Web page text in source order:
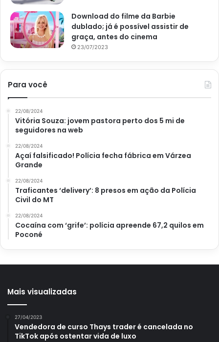
Download do filme da Barbie
dublado; já é possível assistir de
graça, antes do cinema
23/07/2023
Para você
22/08/2024
Vitória Souza: jovem pastora perto dos 5 mi de
seguidores na web
22/08/2024
Açaí falsificado! Polícia fecha fábrica em Várzea
Grande
22/08/2024
Traficantes ‘delivery’: 8 presos em ação da Polícia
Civil do MT
22/08/2024
Cocaína com ‘grife’: polícia apreende 67,2 quilos em
Poconé
Mais visualizadas
27/04/2023
Vendedora de curso Thays trader é cancelada no
TikTok após ostentar vida de luxo